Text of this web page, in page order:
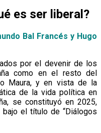
es ser liberal?
Bal Francés y Hugo
por el devenir de los
como en el resto del
Maura, y en vista de la
de la vida política en
se constituyó en 2025,
bajo el título de “Diálogos